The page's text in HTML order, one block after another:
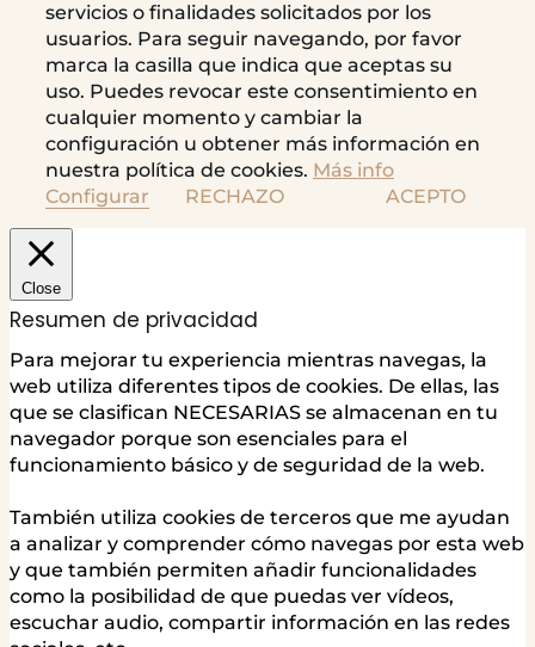
servicios o finalidades solicitados por los
usuarios. Para seguir navegando, por favor
marca la casilla que indica que aceptas su
uso. Puedes revocar este consentimiento en
cualquier momento y cambiar la
configuración u obtener más información en
nuestra política de cookies. Más info
Configurar
RECHAZO ACEPTO
Close
Resumen de privacidad
Para mejorar tu experiencia mientras navegas, la
web utiliza diferentes tipos de cookies. De ellas, las
que se clasifican NECESARIAS se almacenan en tu
navegador porque son esenciales para el
funcionamiento básico y de seguridad de la web.
También utiliza cookies de terceros que me ayudan
a analizar y comprender cómo navegas por esta web
y que también permiten añadir funcionalidades
como la posibilidad de que puedas ver vídeos,
escuchar audio, compartir información en las redes